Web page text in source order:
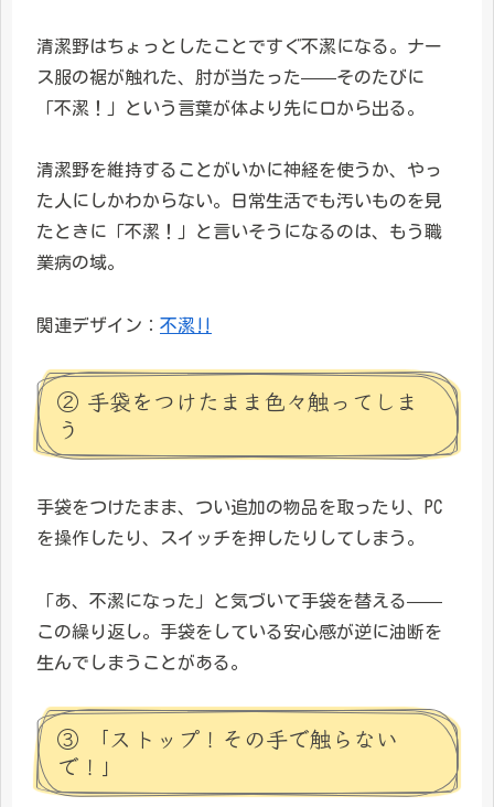
清潔野はちょっとしたことですぐ不潔になる。ナー
ス服の裾が触れた、肘が当たった——そのたびに
「不潔！」という言葉が体より先に口から出る。
清潔野を維持することがいかに神経を使うか、やっ
た人にしかわからない。日常生活でも汚いものを見
たときに「不潔！」と言いそうになるのは、もう職
業病の域。
関連デザイン： 不潔‼︎
② 手袋をつけたまま色々触ってしま
う
手袋をつけたまま、つい追加の物品を取ったり、PC
を操作したり、スイッチを押したりしてしまう。
「あ、不潔になった」と気づいて手袋を替える——
この繰り返し。手袋をしている安心感が逆に油断を
生んでしまうことがある。
③ 「ストップ！その手で触らない
で！」